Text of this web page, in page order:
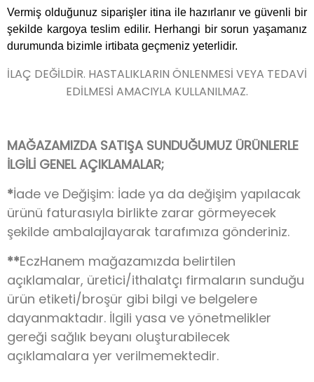
Vermiş olduğunuz siparişler itina ile hazırlanır ve güvenli bir
şekilde kargoya teslim edilir. Herhangi bir sorun yaşamanız
durumunda bizimle irtibata geçmeniz yeterlidir.
İLAÇ DEĞİLDİR. HASTALIKLARIN ÖNLENMESİ VEYA TEDAVİ
EDİLMESİ AMACIYLA KULLANILMAZ.
MAĞAZAMIZDA SATIŞA SUNDUĞUMUZ ÜRÜNLERLE
İLGİLİ GENEL AÇIKLAMALAR;
*İade ve Değişim: İade ya da değişim yapılacak
ürünü faturasıyla birlikte zarar görmeyecek
şekilde ambalajlayarak tarafımıza gönderiniz.
**EczHanem mağazamızda belirtilen
açıklamalar, üretici/ithalatçı firmaların sunduğu
ürün etiketi/broşür gibi bilgi ve belgelere
dayanmaktadır. İlgili yasa ve yönetmelikler
gereği sağlık beyanı oluşturabilecek
açıklamalara yer verilmemektedir.